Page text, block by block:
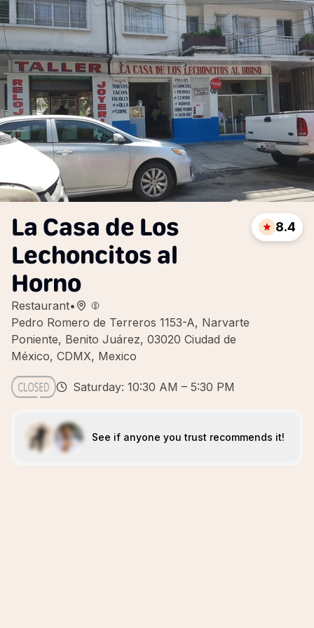
La Casa de Los
Lechoncitos al
Horno
Restaurant•
Pedro Romero de Terreros 1153-A, Narvarte
Poniente, Benito Juárez, 03020 Ciudad de
México, CDMX, Mexico
8.4
Saturday: 10:30 AM – 5:30 PM
See if anyone you trust recommends it!